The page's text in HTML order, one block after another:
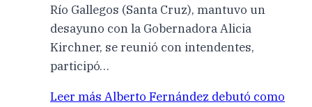
Río Gallegos (Santa Cruz), mantuvo un
desayuno con la Gobernadora Alicia
Kirchner, se reunió con intendentes,
participó…
Leer más Alberto Fernández debutó como